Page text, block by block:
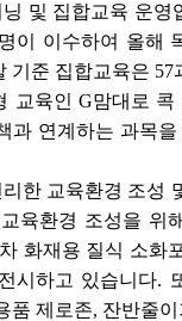
및 집합교육 운영
이 이수하여 올해
기준 집합교육은 57
교육인 G맘대로 콕
과 연계하는 과목
한 교육환경 조성
육환경 조성을 위
화재용 질식 소화
시하고 있습니다.
품 제로존, 잔반줄